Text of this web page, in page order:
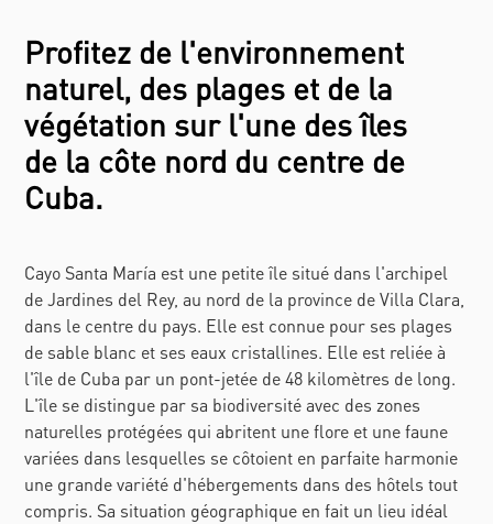
Profitez de l'environnement
naturel, des plages et de la
végétation sur l'une des îles
de la côte nord du centre de
Cuba.
Cayo Santa María est une petite île situé dans l'archipel
de Jardines del Rey, au nord de la province de Villa Clara,
dans le centre du pays. Elle est connue pour ses plages
de sable blanc et ses eaux cristallines. Elle est reliée à
l'île de Cuba par un pont-jetée de 48 kilomètres de long.
L'île se distingue par sa biodiversité avec des zones
naturelles protégées qui abritent une flore et une faune
variées dans lesquelles se côtoient en parfaite harmonie
une grande variété d'hébergements dans des hôtels tout
compris. Sa situation géographique en fait un lieu idéal